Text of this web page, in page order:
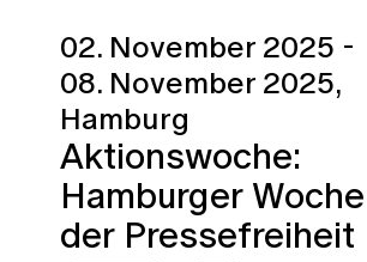
02. November 2025 -
08. November 2025,
Hamburg
Aktionswoche:
Hamburger Woche
der Pressefreiheit